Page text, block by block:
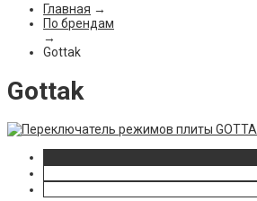
Главная →
По брендам
→
Gottak
Gottak